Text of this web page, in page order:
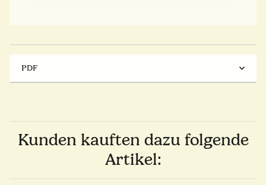
PDF
Kunden kauften dazu folgende
Artikel: